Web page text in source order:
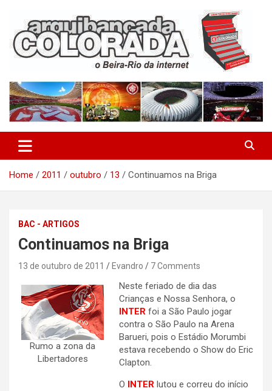
content
Arquibancada Colorada
Home 2011 outubro 13 Continuamos na Briga
BAC - ARTIGOS
Continuamos na Briga
13 de outubro de 2011 Evandro 7 Comments
Rumo a zona da
Libertadores
Neste feriado de dia das
Crianças e Nossa Senhora, o
INTER foi a São Paulo jogar
contra o São Paulo na Arena
Barueri, pois o Estádio Morumbi
estava recebendo o Show do Eric
Clapton.
O INTER lutou e correu do início